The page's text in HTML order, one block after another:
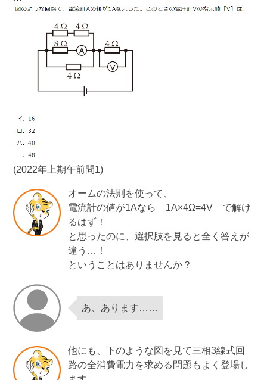
(2022年上期午前問1)
オームの法則を使って、
電流計の値が1Aなら 1A×4Ω=4V で解け
るはず！
と思ったのに、選択肢を見ると全く答えが
違う…！
ということはありませんか？
あ、あります……
他にも、下のような図を見て三相3線式回
路の全消費電力を求める問題もよく登場し